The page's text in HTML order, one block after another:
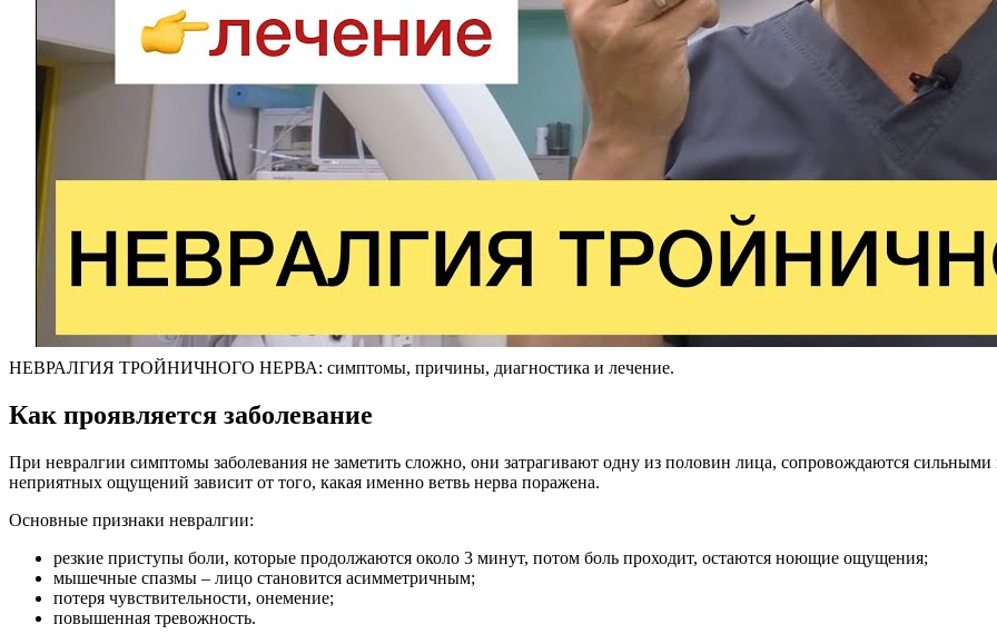
НЕВРАЛГИЯ ТРОЙНИЧНОГО НЕРВА: симптомы, причины, диагностика и лечение.
Как проявляется заболевание
При невралгии симптомы заболевания не заметить сложно, они затрагивают одну из половин лица, сопровождаются
неприятных ощущений зависит от того, какая именно ветвь нерва поражена.
Основные признаки невралгии:
резкие приступы боли, которые продолжаются около 3 минут, потом боль проходит, остаются ноющие ощущения;
мышечные спазмы – лицо становится асимметричным;
потеря чувствительности, онемение;
повышенная тревожность.